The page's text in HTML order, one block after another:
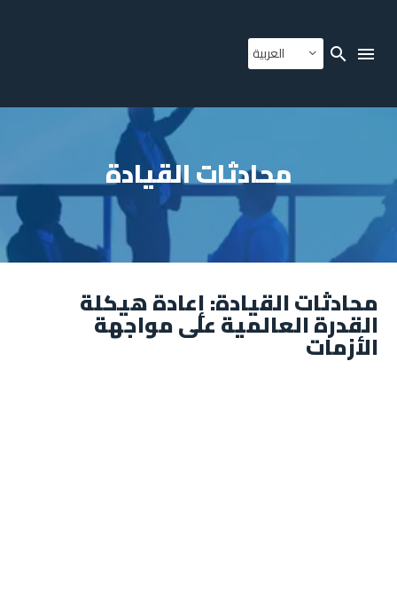
العربية
محادثات القيادة
محادثات القيادة: إعادة هيكلة
القدرة العالمية على مواجهة
الأزمات